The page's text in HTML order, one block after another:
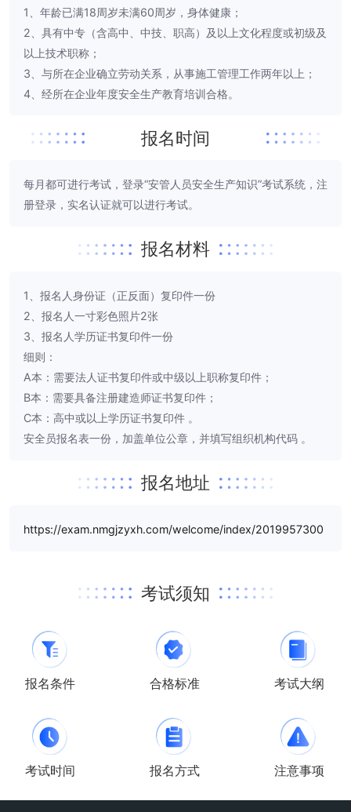
1、年龄已满18周岁未满60周岁，身体健康；
2、具有中专（含高中、中技、职高）及以上文化程度或初级及
以上技术职称；
3、与所在企业确立劳动关系，从事施工管理工作两年以上；
4、经所在企业年度安全生产教育培训合格。
报名时间
每月都可进行考试，登录“安管人员安全生产知识”考试系统，注
册登录，实名认证就可以进行考试。
报名材料
1、报名人身份证（正反面）复印件一份
2、报名人一寸彩色照片2张
3、报名人学历证书复印件一份
细则：
A本：需要法人证书复印件或中级以上职称复印件；
B本：需要具备注册建造师证书复印件；
C本：高中或以上学历证书复印件 。
安全员报名表一份，加盖单位公章，并填写组织机构代码 。
报名地址
https://exam.nmgjzyxh.com/welcome/index/2019957300
考试须知
报名条件 合格标准 考试大纲
考试时间 报名方式 注意事项